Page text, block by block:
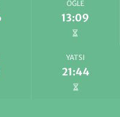
ÖĞLE
13:09
YATSI
21:44